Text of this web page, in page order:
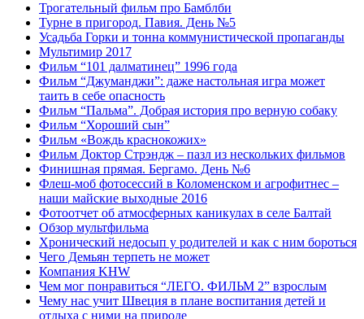
Трогательный фильм про Бамблби
Турне в пригород. Павия. День №5
Усадьба Горки и тонна коммунистической пропаганды
Мультимир 2017
Фильм “101 далматинец” 1996 года
Фильм “Джуманджи”: даже настольная игра может
таить в себе опасность
Фильм “Пальма”. Добрая история про верную собаку
Фильм “Хороший сын”
Фильм «Вождь краснокожих»
Фильм Доктор Стрэндж – пазл из нескольких фильмов
Финишная прямая. Бергамо. День №6
Флеш-моб фотосессий в Коломенском и агрофитнес –
наши майские выходные 2016
Фотоотчет об атмосферных каникулах в селе Балтай
Обзор мультфильма
Хронический недосып у родителей и как с ним бороться
Чего Демьян терпеть не может
Компания KHW
Чем мог понравиться “ЛЕГО. ФИЛЬМ 2” взрослым
Чему нас учит Швеция в плане воспитания детей и
отдыха с ними на природе